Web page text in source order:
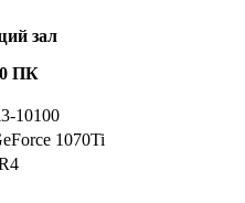
зал
ПК
10100
1070Ti